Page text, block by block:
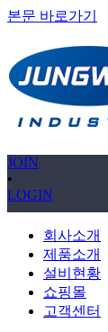
본문 바로가기
JOIN
•
LOGIN
회사소개
제품소개
설비현황
쇼핑몰
고객센터